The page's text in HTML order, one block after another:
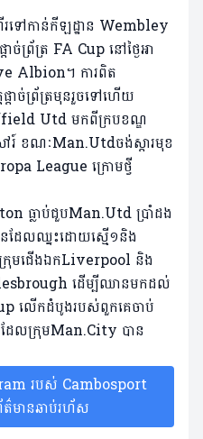
ទៅកាន់កីឡដ្ឋាន Wembley
ាច់ព្រ័ត្រ FA Cup នៅថ្ងៃ​អា
Albion។ ការពិត
តាច់ព្រ័ត្រមុនរួចទៅហើយ
Utd មកពីក្របខណ្ឌ
រ៍ ខណៈMan.Utdចង់ស្តារ​មុខ
League ក្រោមថ្វី
ធ្លាប់ជួបMan.Utd ប្រាំដង
ដែលឈ្នះដោយស្មើ​១និង​
រុមជើងឯកLiverpool និង
ដើម្បីឈានមកដល់
លើកដំបូងរបស់ពួកគេចាប់
លក្រុមMan.City បាន
របស់ Cambosport
មានឆាប់រហ័ស